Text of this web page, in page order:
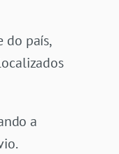
do país,
a